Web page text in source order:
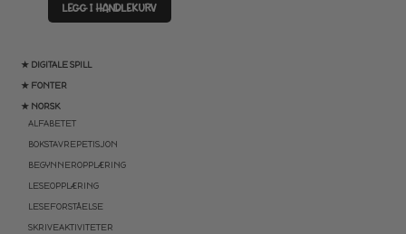
★ DIGITALE SPILL
★ FONTER
★ NORSK
ALFABETET
BOKSTAVREPETISJON
BEGYNNEROPPLÆRING
LESEOPPLÆRING
LESEFORSTÅELSE
SKRIVEAKTIVITETER
LEGG I HANDLEKURV